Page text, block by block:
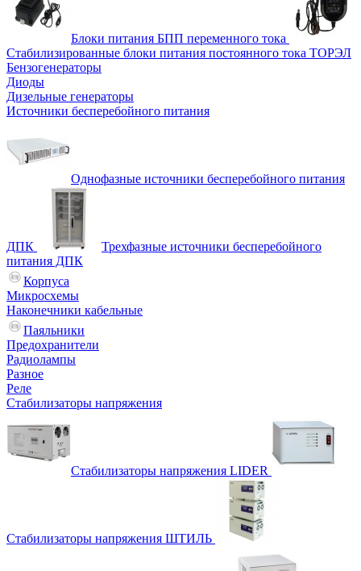
Блоки питания БПП переменного тока
Стабилизированные блоки питания постоянного тока ТОРЭЛ
Бензогенераторы
Диоды
Дизельные генераторы
Источники бесперебойного питания
Однофазные источники бесперебойного питания
ДПК
Трехфазные источники бесперебойного
питания ДПК
Корпуса
Микросхемы
Наконечники кабельные
Паяльники
Предохранители
Радиолампы
Разное
Реле
Стабилизаторы напряжения
Стабилизаторы напряжения LIDER
Стабилизаторы напряжения ШТИЛЬ